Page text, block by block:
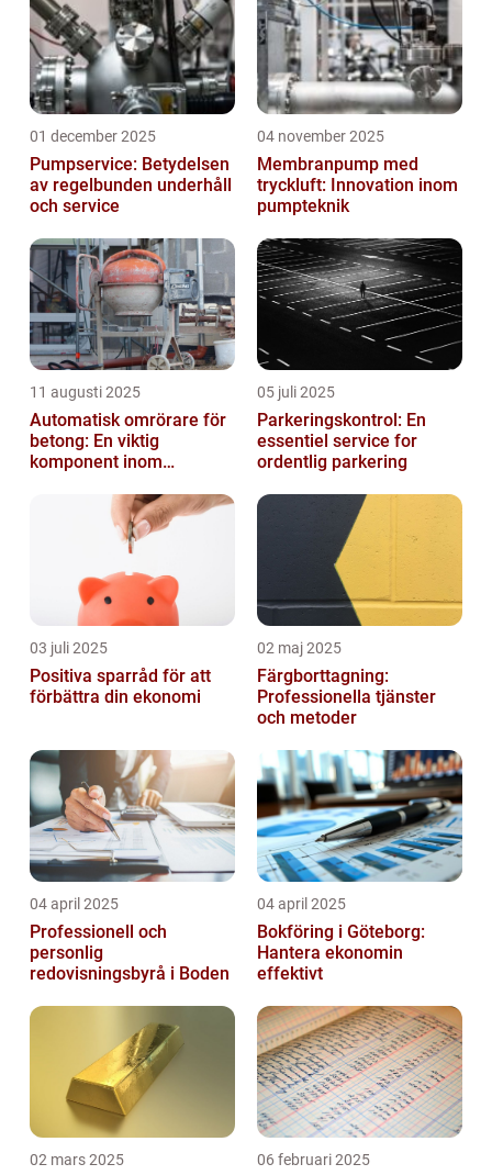
01 december 2025
Pumpservice: Betydelsen
av regelbunden underhåll
och service
04 november 2025
Membranpump med
tryckluft: Innovation inom
pumpteknik
11 augusti 2025
Automatisk omrörare för
betong: En viktig
komponent inom
05 juli 2025
Parkeringskontrol: En
essentiel service for
ordentlig parkering
03 juli 2025
Positiva sparråd för att
förbättra din ekonomi
02 maj 2025
Färgborttagning:
Professionella tjänster
och metoder
04 april 2025
Professionell och
personlig
redovisningsbyrå i Boden
04 april 2025
Bokföring i Göteborg:
Hantera ekonomin
effektivt
02 mars 2025 06 februari 2025